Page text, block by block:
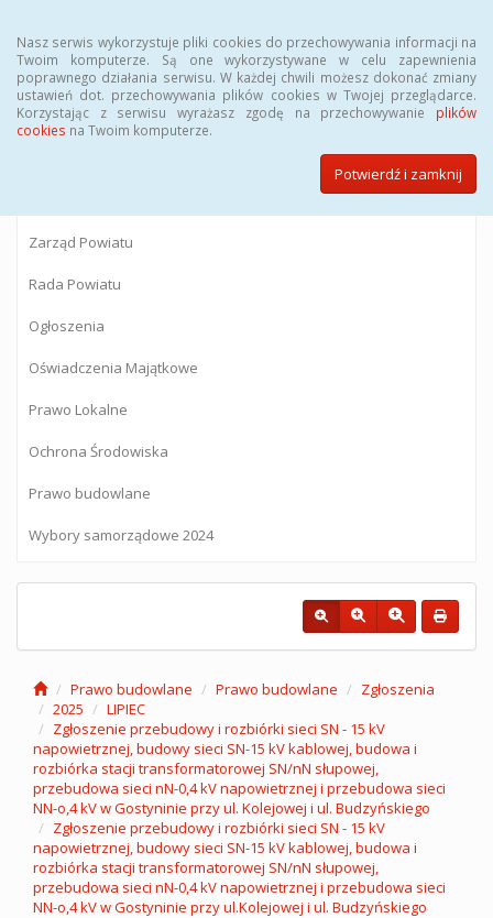
Nasz serwis wykorzystuje pliki cookies do przechowywania informacji na
Twoim komputerze. Są one wykorzystywane w celu zapewnienia
poprawnego działania serwisu. W każdej chwili możesz dokonać zmiany
ustawień dot. przechowywania plików cookies w Twojej przeglądarce.
Korzystając z serwisu wyrażasz zgodę na przechowywanie plików
cookies na Twoim komputerze.
Potwierdź i zamknij
BIULETYN INFORMACJI PUBLICZNEJ
Starostwa Powiatowego w Gostyninie
Zarząd Powiatu
Rada Powiatu
Ogłoszenia
Oświadczenia Majątkowe
Prawo Lokalne
Ochrona Środowiska
Prawo budowlane
Wybory samorządowe 2024
Prawo budowlane Prawo budowlane
Zgłoszenia
2025
LIPIEC
Zgłoszenie przebudowy i rozbiórki sieci SN - 15 kV
napowietrznej, budowy sieci SN-15 kV kablowej, budowa i
rozbiórka stacji transformatorowej SN/nN słupowej,
przebudowa sieci nN-0,4 kV napowietrznej i przebudowa sieci
NN-o,4 kV w Gostyninie przy ul. Kolejowej i ul. Budzyńskiego
Zgłoszenie przebudowy i rozbiórki sieci SN - 15 kV
napowietrznej, budowy sieci SN-15 kV kablowej, budowa i
rozbiórka stacji transformatorowej SN/nN słupowej,
przebudowa sieci nN-0,4 kV napowietrznej i przebudowa sieci
NN-o,4 kV w Gostyninie przy ul.Kolejowej i ul. Budzyńskiego